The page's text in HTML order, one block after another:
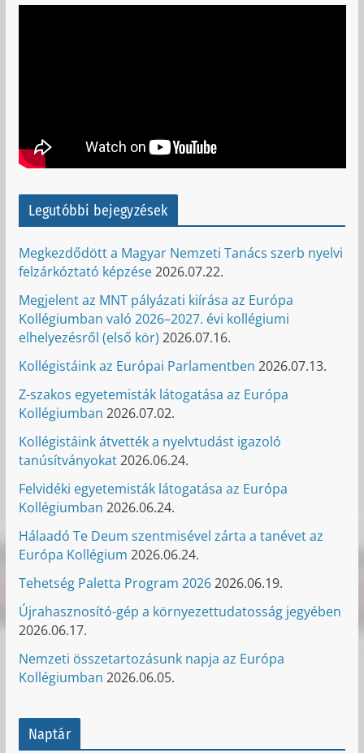
Legutóbbi bejegyzések
Megkezdődött a Magyar Nemzeti Tanács szerb nyelvi
felzárkóztató képzése2026.07.22.
Megjelent az MNT pályázati kiírása az Európa
Kollégiumban való 2026–2027. évi kollégiumi
elhelyezésről (első kör) 2026.07.16.
Kollégistáink az Európai Parlamentben 2026.07.13.
Z-szakos egyetemisták látogatása az Európa
Kollégiumban 2026.07.02.
Kollégistáink átvették a nyelvtudást igazoló
tanúsítványokat2026.06.24.
Felvidéki egyetemisták látogatása az Európa
Kollégiumban 2026.06.24.
Hálaadó Te Deum szentmisével zárta a tanévet az
Európa Kollégium 2026.06.24.
Tehetség Paletta Program 20262026.06.19.
Újrahasznosító-gép a környezettudatosság jegyében
2026.06.17.
Nemzeti összetartozásunk napja az Európa
Kollégiumban 2026.06.05.
Naptár